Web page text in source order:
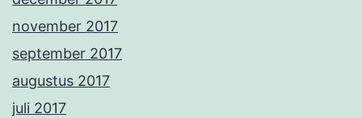
november 2017
september 2017
augustus 2017
juli 2017